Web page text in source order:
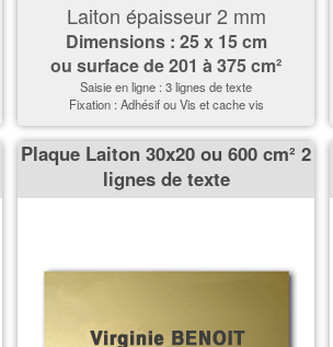
Laiton épaisseur 2 mm
Dimensions : 25 x 15 cm
ou surface de201 à 375 cm²
Saisie en ligne : 3 lignes de texte
Fixation : Adhésif ou Vis et cache vis
Plaque Laiton 30x20 ou 600 cm² 2
lignes de texte